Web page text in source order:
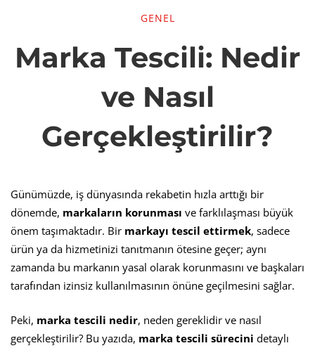
Tescili:
Nedir
Nasıl
Gerçekleştirilir?
GENEL
Marka Tescili: Nedir
ve Nasıl
Gerçekleştirilir?
Günümüzde, iş dünyasında rekabetin hızla arttığı bir
dönemde, markaların korunması ve farklılaşması büyük
önem taşımaktadır. Bir markayı tescil ettirmek, sadece
ürün ya da hizmetinizi tanıtmanın ötesine geçer; aynı
zamanda bu markanın yasal olarak korunmasını ve başkaları
tarafından izinsiz kullanılmasının önüne geçilmesini sağlar.
Peki, marka tescili nedir, neden gereklidir ve nasıl
gerçekleştirilir? Bu yazıda, marka tescili sürecini detaylı